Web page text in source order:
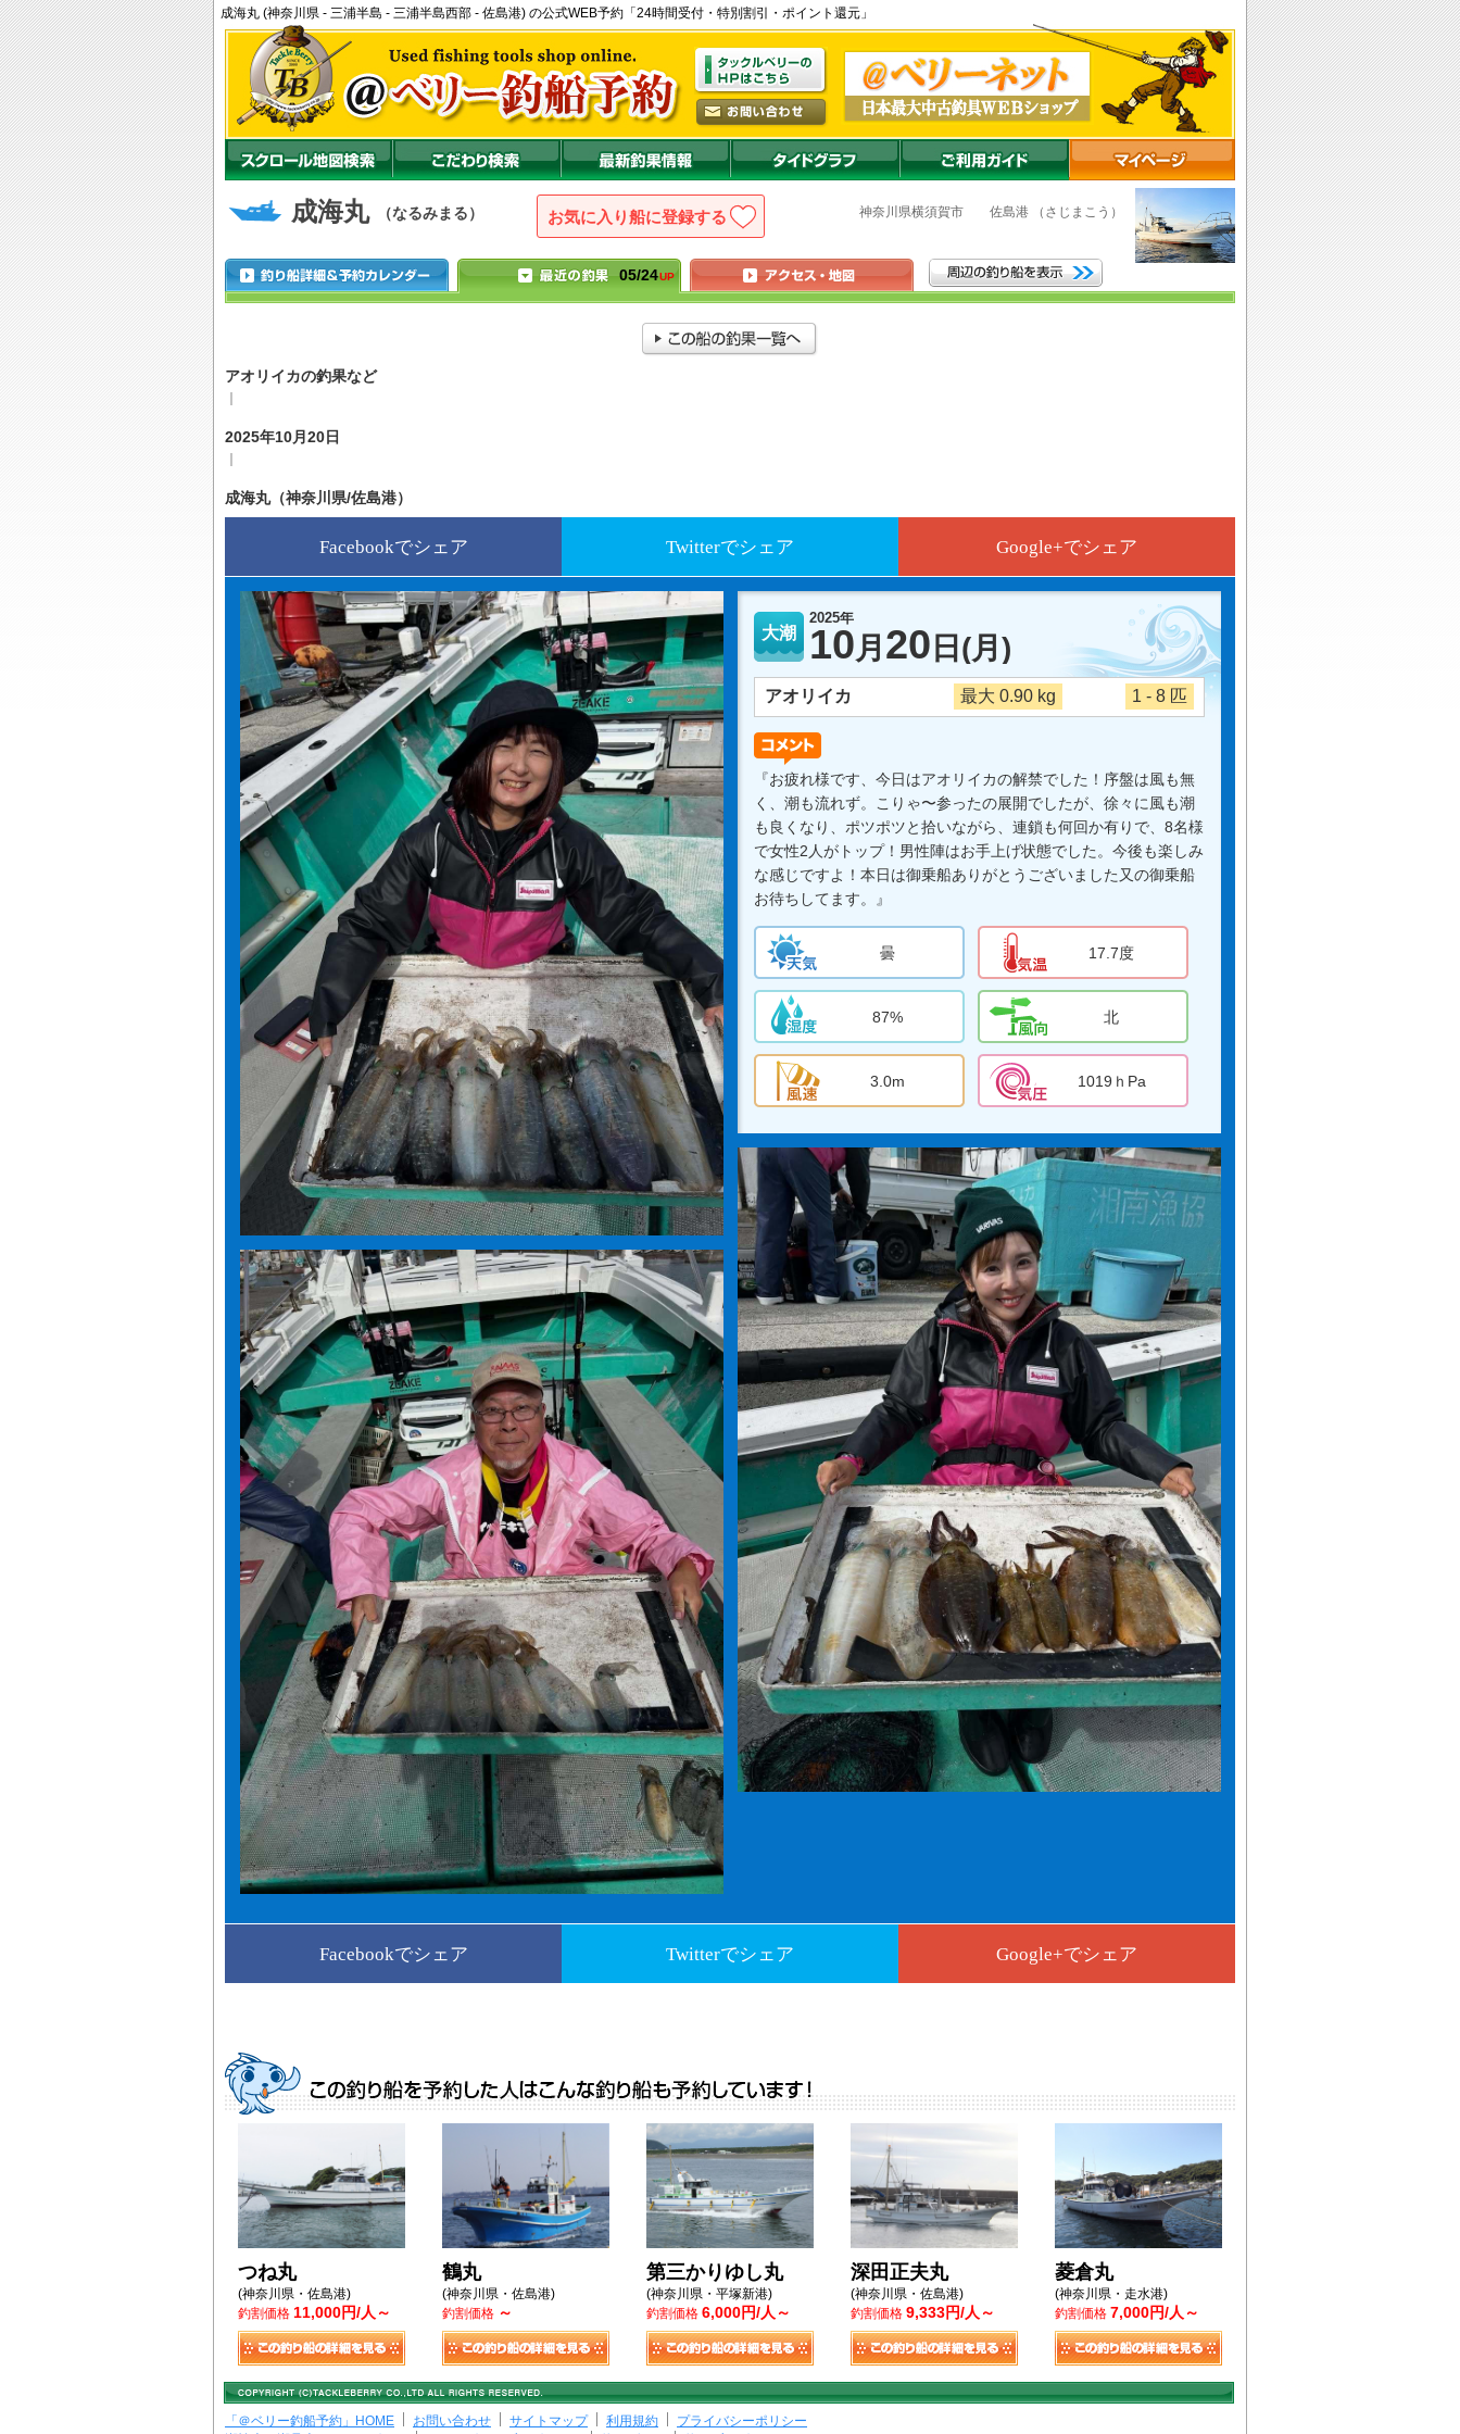
成海丸 (神奈川県 - 三浦半島 - 三浦半島西部 - 佐島港) の公式WEB予約「24時間受付・特別割引・ポイント還元」
成海丸 （なるみまる） お気に入り船に登録 神奈川県横須賀市 佐島港 （さじまこう）
05/24UP
アオリイカの釣果など
2025年10月20日
成海丸（神奈川県/佐島港）
Facebookでシェア Twitterでシェア Google+でシェア
大潮
2025年
10月 20 日 (月)
アオリイカ 最大 0.90 kg 1 - 8 匹
『お疲れ様です、今日はアオリイカの解禁でした！序盤は風も無
く、潮も流れず。こりゃ〜参ったの展開でしたが、徐々に風も潮
も良くなり、ポツポツと拾いながら、連鎖も何回か有りで、8名様
で女性2人がトップ！男性陣はお手上げ状態でした。今後も楽しみ
な感じですよ！本日は御乗船ありがとうございました又の御乗船
お待ちしてます。』
曇 17.7度
87% 北
3.0m 1019ｈPa
Facebookでシェア Twitterでシェア Google+でシェア
つね丸
(神奈川県・佐島港)
釣割価格 11,000円/人～
鶴丸
(神奈川県・佐島港)
釣割価格 ～
第三かりゆし丸
(神奈川県・平塚新港)
釣割価格 6,000円/人～
深田正夫丸
(神奈川県・佐島港)
釣割価格 9,333円/人～
菱倉丸
(神奈川県・走水港)
釣割価格 7,000円/人～
「＠ベリー釣船予約」HOME お問い合わせ サイトマップ 利用規約
プライバシーポリシー